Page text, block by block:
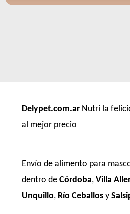
Delypet.com.ar Nutrí la
al mejor precio
Envío de alimento para
dentro de Córdoba, Villa
Unquillo, Río Ceballos y